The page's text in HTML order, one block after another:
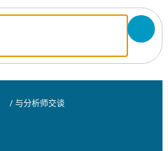
/ 与分析师交谈